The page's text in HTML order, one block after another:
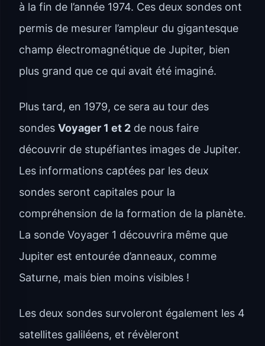
à la fin de l’année 1974. Ces deux sondes ont
permis de mesurer l’ampleur du gigantesque
champ électromagnétique de Jupiter, bien
plus grand que ce qui avait été imaginé.
Plus tard, en 1979, ce sera au tour des
sondes Voyager 1 et 2 de nous faire
découvrir de stupéfiantes images de Jupiter.
Les informations captées par les deux
sondes seront capitales pour la
compréhension de la formation de la planète.
La sonde Voyager 1 découvrira même que
Jupiter est entourée d’anneaux, comme
Saturne, mais bien moins visibles !
Les deux sondes survoleront également les 4
satellites galiléens, et révèleront